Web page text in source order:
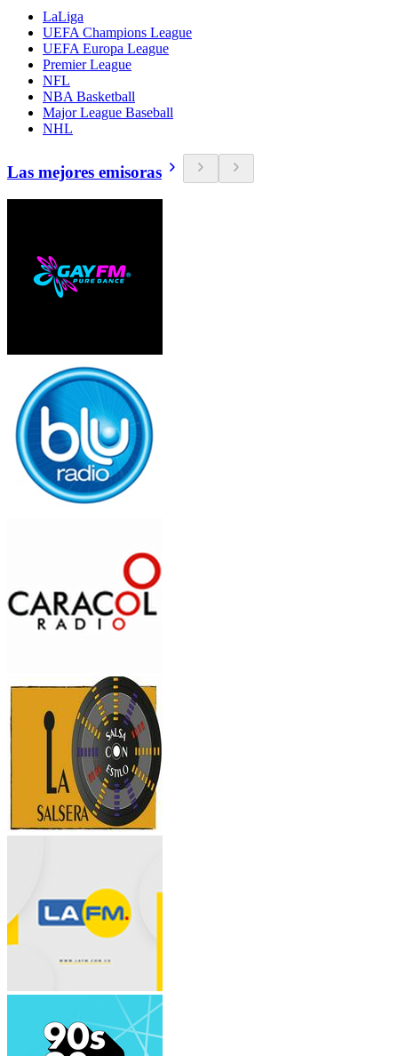
LaLiga
UEFA Champions League
UEFA Europa League
Premier League
NFL
NBA Basketball
Major League Baseball
NHL
Las mejores emisoras